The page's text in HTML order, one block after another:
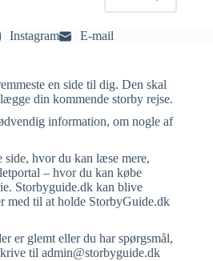
Instagram
E-mail
en side til dig. Den skal
din kommende storby rejse.
information, om nogle af
hvor du kan læse mere,
– hvor du kan købe
Storbyguide.dk kan blive
med til at holde StorbyGuide.dk
er glemt eller du har spørgsmål,
til admin@storbyguide.dk